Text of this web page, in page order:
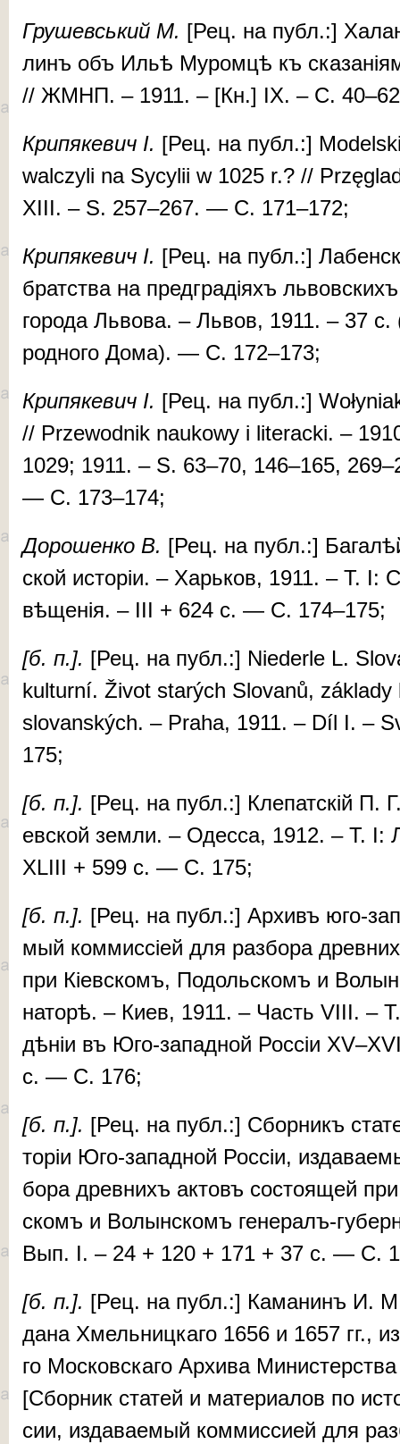
Гру­шев­ський М. [Рец. на публ.:]
линъ объ Ильѣ Му­ром­цѣ къ
// ЖМНП. – 1911. – [Кн.] IX. – C.
Кри­пя­ке­вич І. [Рец. на публ.:]
walczy­li na Sy­cylii w 1025 r.? //
XIII. – S. 257–267. — С. 171–172;
Кри­пя­ке­вич І. [Рец. на публ.:]
брат­ства на пред­гра­ді­яхъ
го­ро­да Льво­ва. – Львов, 1911. – 37
род­но­го До­ма). — С. 172–173;
Кри­пя­ке­вич І. [Рец. на публ.:]
// Prze­wod­­nik nau­kowy i literacki. –
1029; 1911. – S. 63–70, 146–165,
— С. 173–174;
До­ро­шен­ко В. [Рец. на публ.:]
ской ис­то­ріи. – Харь­ков, 1911. – T. I:
вѣ­ще­нія. – III + 624 c. — С. 174–175;
[б. п.]. [Рец. на публ.:] Niederle L.
kul­tur­ní. Život starých Slo­vanů,
slo­van­ských. – Praha, 1911. – Dí­l I. –
175;
[б. п.]. [Рец. на публ.:] Кле­пат­скій П.
ев­ской зем­ли. – Одес­са, 1912. – Т. I:
XLIII + 599 c. — С. 175;
[б. п.]. [Рец. на публ.:] Ар­хивъ юго-
мый ком­мис­сі­ей для раз­бо­ра
при Кі­ев­скомъ, По­доль­скомъ и
на­то­рѣ. – Ки­ев, 1911. – Часть VIII. –
дѣ­ніи въ Юго-за­пад­ной Рос­сіи
c. — С. 176;
[б. п.]. [Рец. на публ.:] Сбор­никъ
то­ріи Юго-за­пад­ной Рос­сіи,
бо­ра древ­нихъ ак­товъ сос­то­я­щей
скомъ и Во­лын­скомъ ге­не­ралъ-
Вып. I. – 24 + 120 + 171 + 37 c. — С.
[б. п.]. [Рец. на публ.:] Ка­ма­нинъ И.
да­на Хмель­ниц­ка­го 1656 и 1657 гг.,
го Мос­ков­ска­го Ар­хи­ва
[Сбор­ник ста­тей и ма­те­ри­а­лов по
сии, из­да­ва­е­мый ком­мис­си­ей для